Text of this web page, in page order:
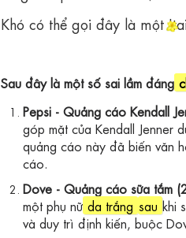
Khó có thể gọi đây là một
Sau đây là một số sai lầm đáng
Pepsi - Quảng cáo Kendall
góp mặt của Kendall Jenner
quảng cáo này đã biến văn
cáo.
Dove - Quảng cáo sữa tắm
một phụ nữ da trắng sau khi
và duy trì định kiến, buộc